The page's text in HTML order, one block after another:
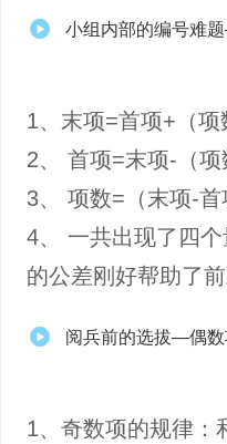
小组内部的编号难
1、末项=首项+（
2、 首项=末项-（
3、 项数=（末项-
4、 一共出现了四
的公差刚好帮助了
阅兵前的选拔—偶数
1、奇数项的规律：